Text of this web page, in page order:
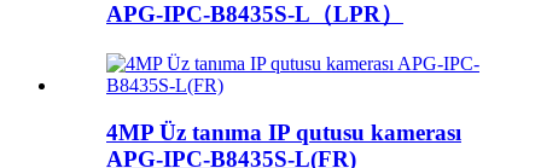
APG-IPC-B8435S-L（LPR）
4MP Üz tanıma IP qutusu kamerası
APG-IPC-B8435S-L(FR)